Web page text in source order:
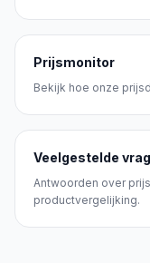
Prijsmonitor
Bekijk hoe onze
Veelgestelde
Antwoorden over
productvergelijking.